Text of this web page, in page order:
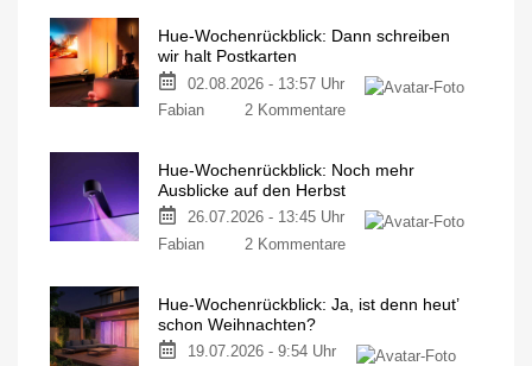
Hue-Wochenrückblick: Dann schreiben
wir halt Postkarten
02.08.2026 - 13:57 Uhr
Fabian
2 Kommentarezu
Dann
schreiben
wir
halt
Blog
Hue-Wochenrückblick: Noch mehr
Ausblicke auf den Herbst
26.07.2026 - 13:45 Uhr
Fabian
2 Kommentarezu
Noch
Ausblicke
Hue-Wochenrückblick: Ja, ist denn heut’
schon Weihnachten?
19.07.2026 - 9:54 Uhr